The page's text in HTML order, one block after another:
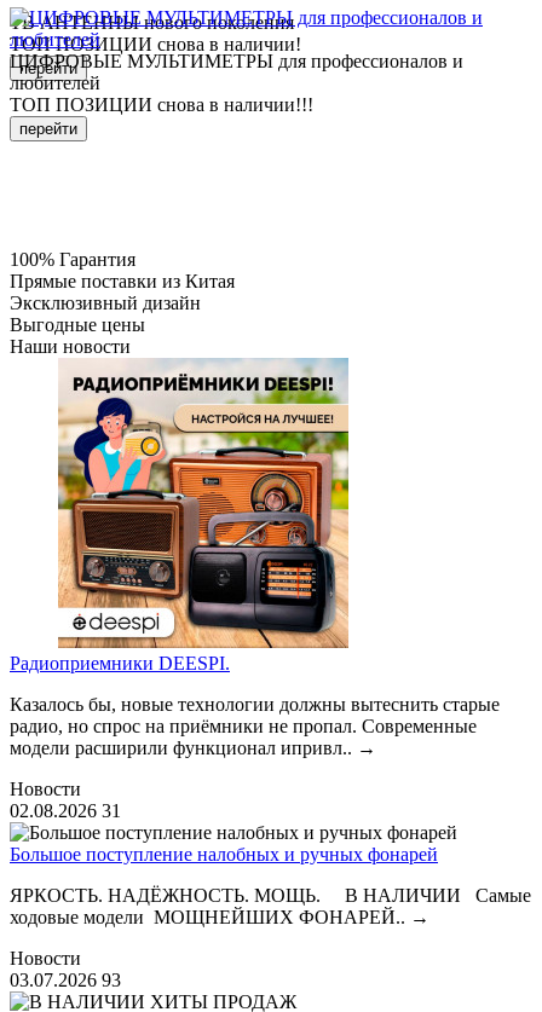
ТВ АНТЕННЫ нового поколения
ТОП ПОЗИЦИИ снова в наличии!
перейти
ЦИФРОВЫЕ МУЛЬТИМЕТРЫ для профессионалов и
любителей
ТОП ПОЗИЦИИ снова в наличии!!!
перейти
100% Гарантия
Прямые поставки из Китая
Эксклюзивный дизайн
Выгодные цены
Наши новости
Радиоприемники DEESPI.
Казалось бы, новые технологии должны вытеснить старые
радио, но спрос на приёмники не пропал. Современные
модели расширили функционал ипривл.. →
Новости
02.08.2026 31
Большое поступление налобных и ручных фонарей
ЯРКОСТЬ. НАДЁЖНОСТЬ. МОЩЬ. В НАЛИЧИИ Самые
ходовые модели МОЩНЕЙШИХ ФОНАРЕЙ.. →
Новости
03.07.2026 93